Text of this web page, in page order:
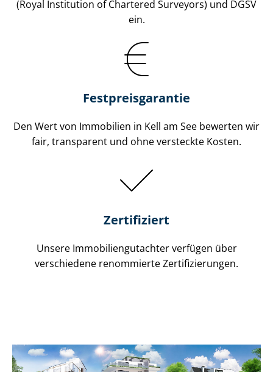
(Royal Institution of Chartered Surveyors) und DGSV
ein.
Festpreis​garantie
Den Wert von Immobilien in Kell am See bewerten wir
fair, transparent und ohne versteckte Kosten.
Zertifiziert
Unsere Immobilien­gutachter verfügen über
verschiedene renommierte Zer­ti­fi­zie­run­gen.